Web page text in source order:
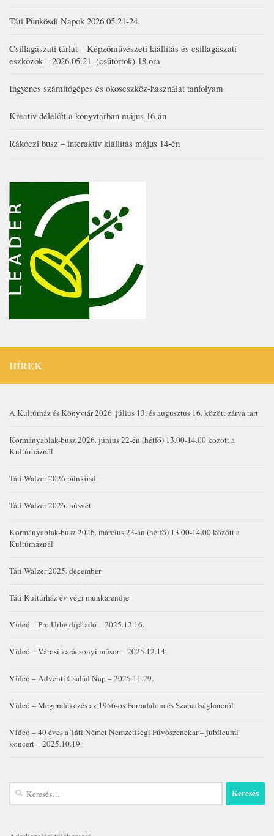
Táti Pünkösdi Napok 2026.05.21-24.
Csillagászati tárlat – Képzőművészeti kiállítás és csillagászati
eszközök – 2026.05.21. (csütörtök) 18 óra
Ingyenes számítógépes és okoseszköz-használat tanfolyam
Kreatív délelőtt a könyvtárban május 16-án
Rákóczi busz – interaktív kiállítás május 14-én
HÍREK
A Kultúrház és Könyvtár 2026. július 13. és augusztus 16. között zárva tart
Kormányablak-busz 2026. június 22-én (hétfő) 13.00-14.00 között a
Kultúrháznál
Táti Walzer 2026 pünkösd
Táti Walzer 2026. húsvét
Kormányablak-busz 2026. március 23-án (hétfő) 13.00-14.00 között a
Kultúrháznál
Táti Walzer 2025. december
Táti Kultúrház év végi munkarendje
Videó – Pro Urbe díjátadó – 2025.12.16.
Videó – Városi karácsonyi műsor – 2025.12.14.
Videó – Adventi Család Nap – 2025.11.29.
Videó – Megemlékezés az 1956-os Forradalom és Szabadságharcról
Videó – 40 éves a Táti Német Nemzetiségi Fúvószenekar – jubileumi
koncert – 2025.10.19.
Keresés: